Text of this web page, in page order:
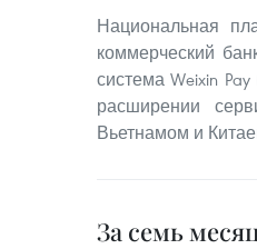
Национальная
коммерческий
система Weixin
расширении
Вьетнамом и
За семь